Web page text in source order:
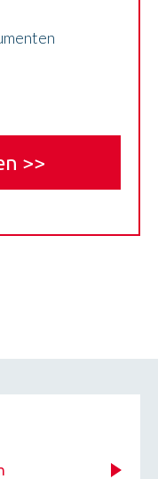
>>